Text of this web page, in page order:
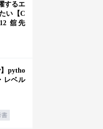
するエ
い【C
舘先
pytho
レベル
書